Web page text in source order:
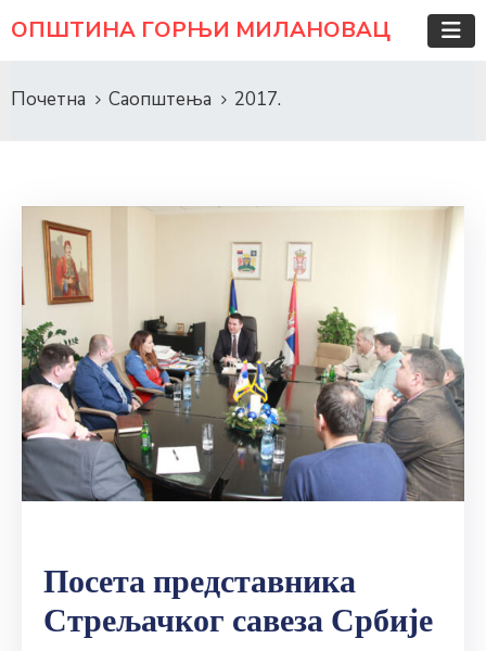
ОПШТИНА ГОРЊИ МИЛАНОВАЦ
Почетна Саопштења 2017.
Посета представника
Стрељачког савеза Србије